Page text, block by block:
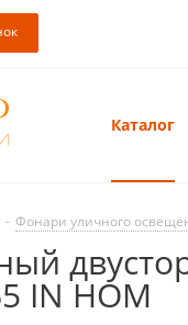
Каталог
- Фонари уличного
IN HOM